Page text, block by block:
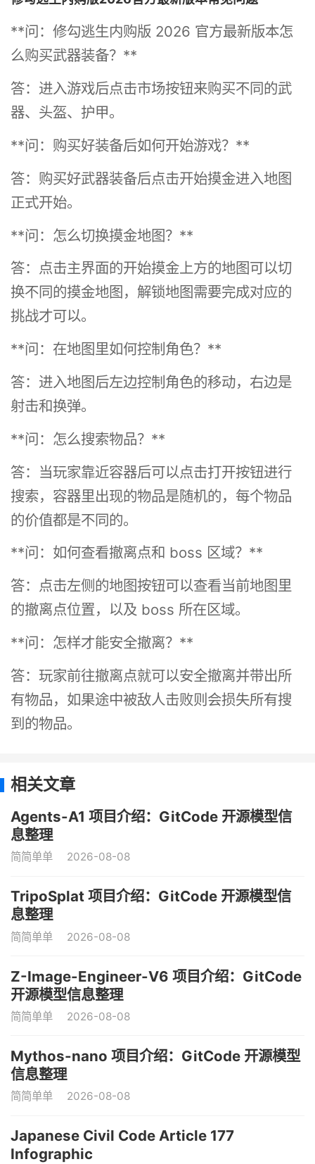
**问：修勾逃生内购版 2026 官方最新版本怎
么购买武器装备？**
答：进入游戏后点击市场按钮来购买不同的武
器、头盔、护甲。
**问：购买好装备后如何开始游戏？**
答：购买好武器装备后点击开始摸金进入地图
正式开始。
**问：怎么切换摸金地图？**
答：点击主界面的开始摸金上方的地图可以切
换不同的摸金地图，解锁地图需要完成对应的
挑战才可以。
**问：在地图里如何控制角色？**
答：进入地图后左边控制角色的移动，右边是
射击和换弹。
**问：怎么搜索物品？**
答：当玩家靠近容器后可以点击打开按钮进行
搜索，容器里出现的物品是随机的，每个物品
的价值都是不同的。
**问：如何查看撤离点和 boss 区域？**
答：点击左侧的地图按钮可以查看当前地图里
的撤离点位置，以及 boss 所在区域。
**问：怎样才能安全撤离？**
答：玩家前往撤离点就可以安全撤离并带出所
有物品，如果途中被敌人击败则会损失所有搜
到的物品。
相关文章
Agents-A1 项目介绍：GitCode 开源模型信
息整理
简简单单 2026-08-08
TripoSplat 项目介绍：GitCode 开源模型信
息整理
简简单单 2026-08-08
Z-Image-Engineer-V6 项目介绍：GitCode
开源模型信息整理
简简单单 2026-08-08
Mythos-nano 项目介绍：GitCode 开源模型
信息整理
简简单单 2026-08-08
Japanese Civil Code Article 177
Infographic